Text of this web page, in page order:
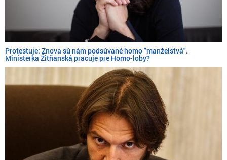
Protestuje: Znova sú nám podsúvané homo "manželstvá".
Ministerka Žitňanská pracuje pre Homo-loby?